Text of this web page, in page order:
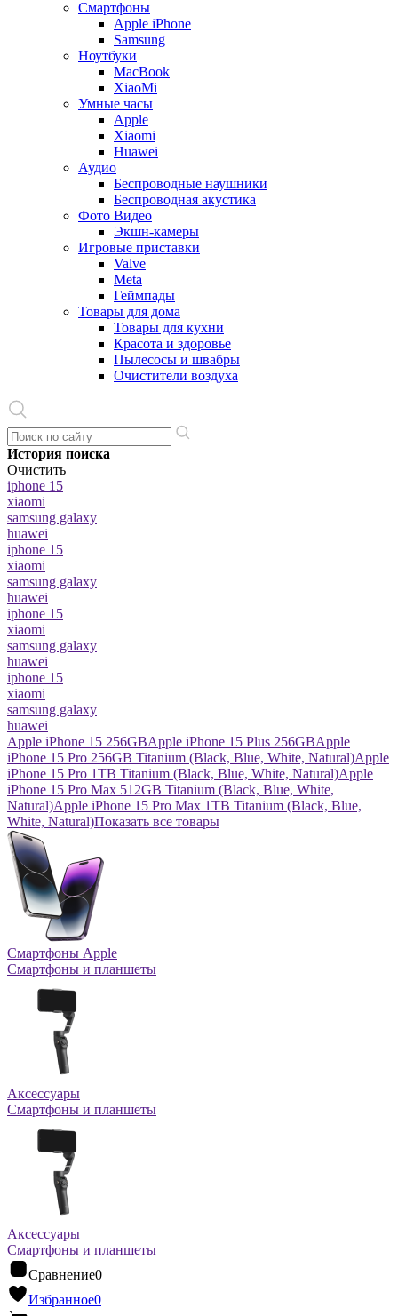
Cмартфоны
Apple iPhone
Samsung
Ноутбуки
MacBook
XiaoMi
Умные часы
Apple
Xiaomi
Huawei
Аудио
Беспроводные наушники
Беспроводная акустика
Фото Видео
Экшн-камеры
Игровые приставки
Valve
Meta
Геймпады
Товары для дома
Товары для кухни
Красота и здоровье
Пылесосы и швабры
Очистители воздуха
История поиска
Очистить
iphone 15
xiaomi
samsung galaxy
huawei
iphone 15
xiaomi
samsung galaxy
huawei
iphone 15
xiaomi
samsung galaxy
huawei
iphone 15
xiaomi
samsung galaxy
huawei
Apple iPhone 15 256GBApple iPhone 15 Plus 256GBApple
iPhone 15 Pro 256GB Titanium (Black, Blue, White, Natural)Apple
iPhone 15 Pro 1TB Titanium (Black, Blue, White, Natural)Apple
iPhone 15 Pro Max 512GB Titanium (Black, Blue, White,
Natural)Apple iPhone 15 Pro Max 1TB Titanium (Black, Blue,
White, Natural)Показать все товары
Смартфоны Apple
Смартфоны и планшеты
Аксессуары
Смартфоны и планшеты
Аксессуары
Смартфоны и планшеты
Сравнение0
Избранное0